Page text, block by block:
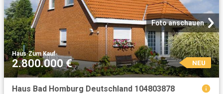
Foto anschauen
Haus·Zum Kauf
2.800.000 € NEU
Haus Bad Homburg Deutschland 104803878